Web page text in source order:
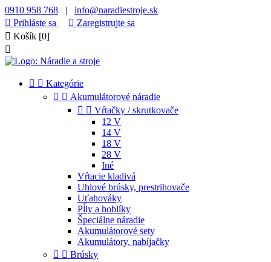
0910 958 768 | info@naradiestroje.sk
 Prihláste sa  Zaregistrujte sa
 Košík [0]

  Kategórie
  Akumulátorové náradie
  Vŕtačky / skrutkovače
12 V
14 V
18 V
28 V
Iné
Vŕtacie kladivá
Uhlové brúsky, prestrihovače
Uťahováky
Pĺly a hoblíky
Špeciálne náradie
Akumulátorové sety
Akumulátory, nabíjačky
  Brúsky